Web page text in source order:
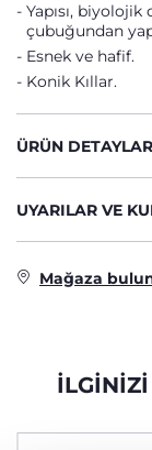
Yapısı,
çubuğundan
Esnek ve hafif.
Konik Kıllar.
ÜRÜN
UYARILAR VE
Mağaza